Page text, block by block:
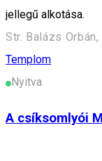
jellegű alkotása.
Templom
Nyitva
A csíksomlyói